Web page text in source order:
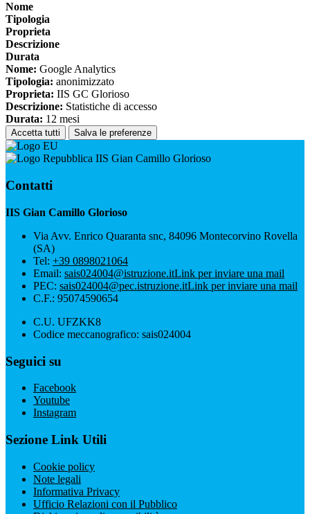
Nome
Tipologia
Proprieta
Descrizione
Durata
Nome: Google Analytics
Tipologia: anonimizzato
Proprieta: IIS GC Glorioso
Descrizione: Statistiche di accesso
Durata: 12 mesi
Accetta tutti Salva le preferenze
IIS Gian Camillo Glorioso
Contatti
IIS Gian Camillo Glorioso
Via Avv. Enrico Quaranta snc, 84096 Montecorvino Rovella
(SA)
Tel: +39 0898021064
Email: sais024004@istruzione.itLink per inviare una mail
PEC: sais024004@pec.istruzione.itLink per inviare una mail
C.F.: 95074590654
C.U. UFZKK8
Codice meccanografico: sais024004
Seguici su
Facebook
Youtube
Instagram
Sezione Link Utili
Cookie policy
Note legali
Informativa Privacy
Ufficio Relazioni con il Pubblico